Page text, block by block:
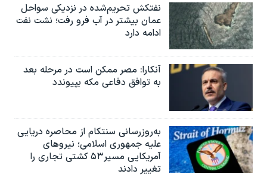
نفتکش تحریم‌شده در نزدیکی سواحل
عمان بیشتر در آب فرو رفت؛ نشت نفت
ادامه دارد
آنکارا: مصر ممکن است در مرحله بعد
به توافق دفاعی مکه بپیوندد
به‌روزرسانی سنتکام از محاصره دریایی
علیه جمهوری اسلامی؛ نیروهای
آمریکایی مسیر۵۳ کشتی تجاری را
تغییر دادند